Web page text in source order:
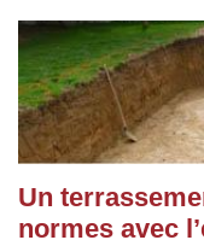
Un
normes avec